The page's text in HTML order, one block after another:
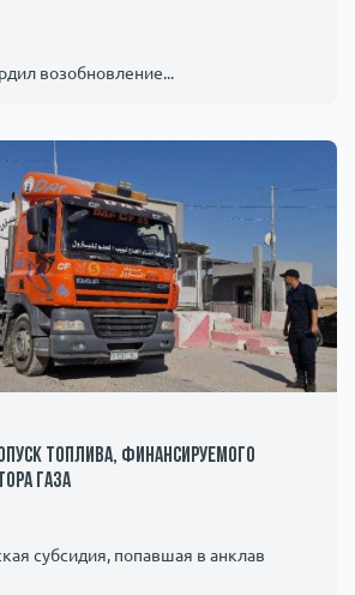
возобновление...
топлива, финансируемого
Газа
субсидия, попавшая в анклав